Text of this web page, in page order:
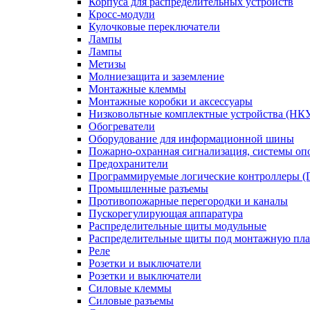
Кросс-модули
Кулочковые переключатели
Лампы
Лампы
Метизы
Молниезащита и заземление
Монтажные клеммы
Монтажные коробки и аксессуары
Низковольтные комплектные устройства
Обогреватели
Оборудование для информационной шины
Пожарно-охранная сигнализация, системы
Предохранители
Программируемые логические контроллеры
Промышленные разъемы
Противопожарные перегородки и каналы
Пускорегулирующая аппаратура
Распределительные щиты модульные
Распределительные щиты под монтажную
Реле
Розетки и выключатели
Розетки и выключатели
Силовые клеммы
Силовые разъемы